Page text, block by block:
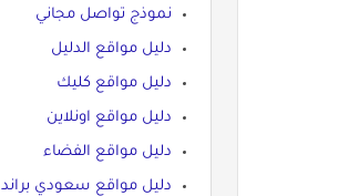
نموذج تواصل مجاني
دليل مواقع الدليل
دليل مواقع كليك
دليل مواقع اونلاين
دليل مواقع الفضاء
دليل مواقع سعودي براند